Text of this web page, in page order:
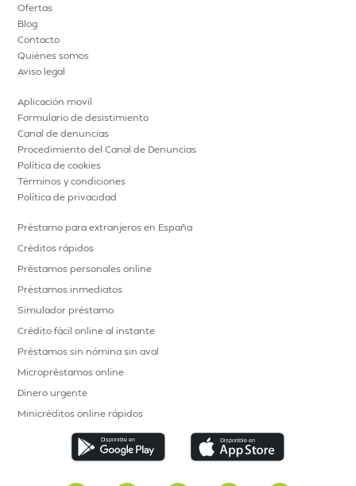
Ofertas
Blog
Contacto
Quiénes somos
Aviso legal
Aplicación movil
Formulario de desistimiento
Canal de denuncias
Procedimiento del Canal de Denuncias
Política de cookies
Términos y condiciones
Política de privacidad
Préstamo para extranjeros en España
Créditos rápidos
Préstamos personales online
Préstamos inmediatos
Simulador préstamo
Crédito fácil online al instante
Préstamos sin nómina sin aval
Micropréstamos online
Dinero urgente
Minicréditos online rápidos